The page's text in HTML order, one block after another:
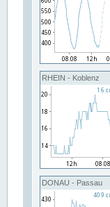
RHEIN - Koblenz
DONAU - Passau